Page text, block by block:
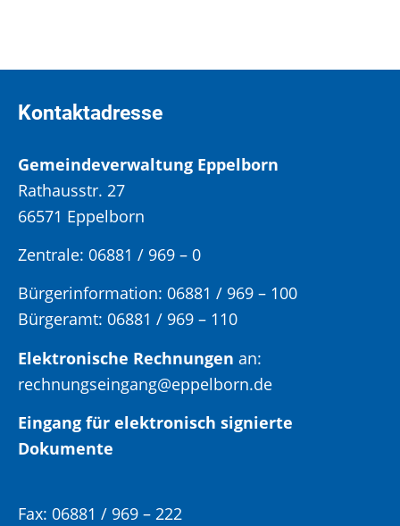
Kontaktadresse
Gemeindeverwaltung Eppelborn
Rathausstr. 27
66571 Eppelborn
Zentrale: 06881 / 969 – 0
Bürgerinformation: 06881 / 969 – 100
Bürgeramt: 06881 / 969 – 110
Elektronische Rechnungen an:
rechnungseingang@eppelborn.de
Eingang für elektronisch signierte
Dokumente
Fax: 06881 / 969 – 222